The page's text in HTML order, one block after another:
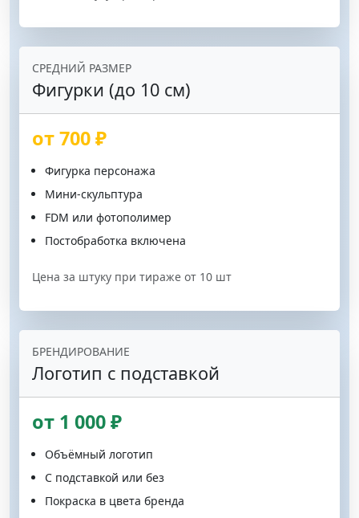
СРЕДНИЙ РАЗМЕР
Фигурки (до 10 см)
от 700 ₽
Фигурка персонажа
Мини-скульптура
FDM или фотополимер
Постобработка включена
Цена за штуку при тираже от 10 шт
БРЕНДИРОВАНИЕ
Логотип с подставкой
от 1 000 ₽
Объёмный логотип
С подставкой или без
Покраска в цвета бренда